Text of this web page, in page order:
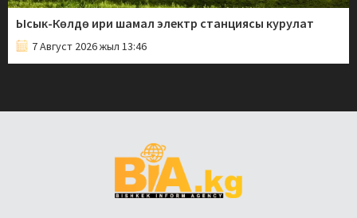
Ысык-Көлдө ири шамал электр станциясы курулат
7 Август 2026 жыл 13:46